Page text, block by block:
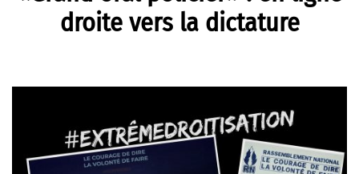
droite vers la dictature